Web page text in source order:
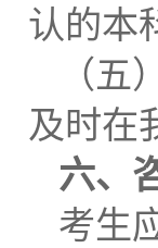
认的本
（
及时在
六、
考生